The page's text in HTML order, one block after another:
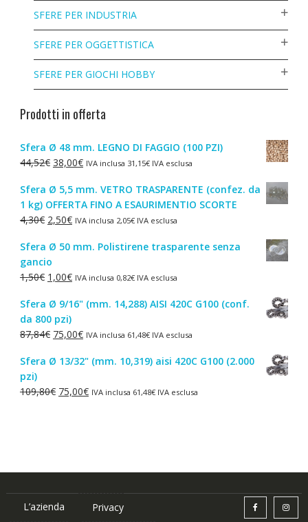
SFERE PER INDUSTRIA
SFERE PER OGGETTISTICA
SFERE PER GIOCHI HOBBY
Prodotti in offerta
Sfera Ø 48 mm. LEGNO DI FAGGIO (100 PZI)
44,52€ Il
originale
era:
44,52€.
38,00€Il
attuale
è:
38,00€.
IVA inclusa 31,15€IVA esclusa
Sfera Ø 5,5 mm. VETRO TRASPARENTE (confez. da
1 kg) OFFERTA FINO A ESAURIMENTIO SCORTE
4,30€ Il
originale
era:
4,30€.
2,50€Il
attuale
2,50€.
IVA inclusa 2,05€IVA esclusa
Sfera Ø 50 mm. Polistirene trasparente senza
gancio
1,50€ Il
originale
era:
1,50€.
1,00€Il
attuale
è:
1,00€.
IVA inclusa 0,82€IVA esclusa
Sfera Ø 9/16" (mm. 14,288) AISI 420C G100 (conf.
da 800 pzi)
87,84€ Il
originale
87,84€.
75,00€Il
attuale
75,00€.
IVA inclusa 61,48€IVA esclusa
Sfera Ø 13/32" (mm. 10,319) aisi 420C G100 (2.000
pzi)
109,80€ Il
75,00€IlIVA inclusa 61,48€IVA esclusa
L’azienda Privacy